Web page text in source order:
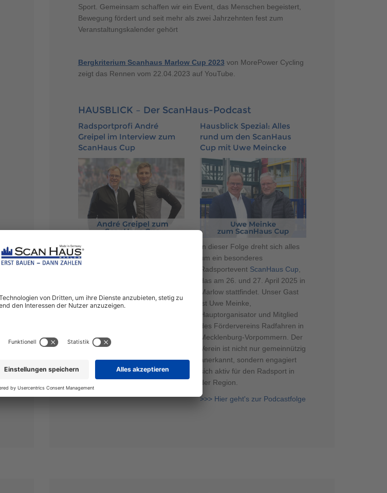
Sport. Gemeinsam schaffen wir ein Event, das Menschen begeistert,
Bewegung fördert und seit mehr als zwei Jahrzehnten fest zum
Veranstaltungskalender gehört
Bergkriterium Scanhaus Marlow Cup 2023 von MorePower Cycling
zeigt das Rennen vom 22.04.2023 auf YouTube.
HAUSBLICK – Der ScanHaus-Podcast
Radsportprofi André
Greipel im Interview zum
ScanHaus Cup
In dieser Podcastfolge wird
Radsport-Profi
in Marlow, den er begleitet.
was es für ihn bedeutet ein
eigenes Haus zu haben und gibt
Tipps, wie man gut ins Training
kommt.
>>> Hier geht's zur Podcastfolge
Hausblick Spezial: Alles
rund um den ScanHaus
Cup mit Uwe Meincke
In dieser Folge dreht sich alles
um ein besonderes
Radsportevent ScanHaus Cup,
das am 26. und 27. April 2025 in
Marlow stattfindet. Unser Gast
ist Uwe Meinke,
Hauptorganisator und Mitglied
des Fördervereins Radfahren in
Mecklenburg-Vorpommern. Der
Verein ist nicht nur gemeinnützig
anerkannt, sondern engagiert
sich aktiv für den Radsport in
der Region.
>>> Hier geht's zur Podcastfolge